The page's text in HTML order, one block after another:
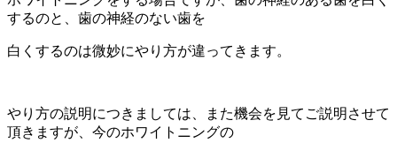
するのと、歯の神経のない歯を
白くするのは微妙にやり方が違ってきます。
やり方の説明につきましては、また機会を見てご説明させて
頂きますが、今のホワイトニングの